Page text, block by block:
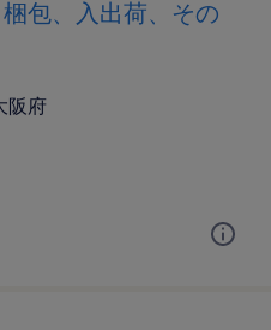
包、入出荷、その
阪府